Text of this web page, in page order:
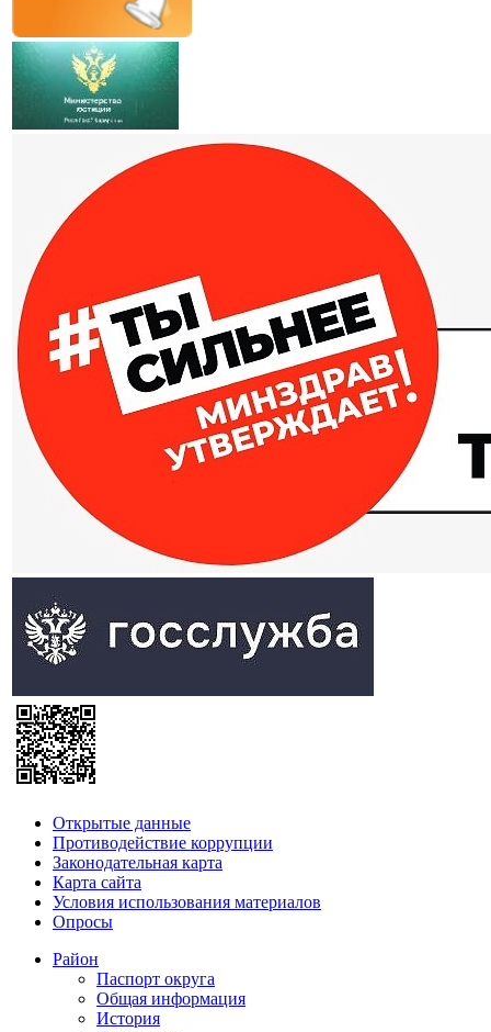
Открытые данные
Противодействие коррупции
Законодательная карта
Карта сайта
Условия использования материалов
Опросы
Район
Паспорт округа
Общая информация
История